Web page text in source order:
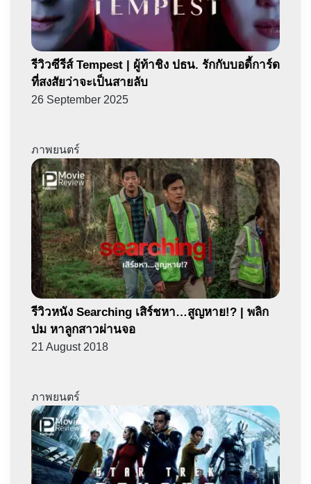
รีวิวซีรีส์ Tempest | ผู้ท้าชิง ปธน. รักกับบอดี้การ์ด
ที่สงสัยว่าจะเป็นสายลับ
26 September 2025
ภาพยนตร์
รีวิวหนัง Searching เสิร์ชหา…สูญหาย!? | พลิก
ปม หาลูกสาวผ่านจอ
21 August 2018
ภาพยนตร์